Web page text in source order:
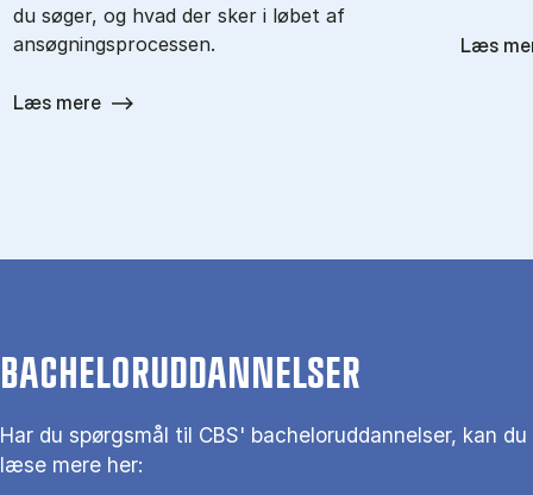
du søger, og hvad der sker i løbet af
ansøgningsprocessen.
Læs mere
Læs
BACHELORUDDANNELSER
Har du spørgsmål til CBS' bacheloruddannelser, kan du
læse mere her: